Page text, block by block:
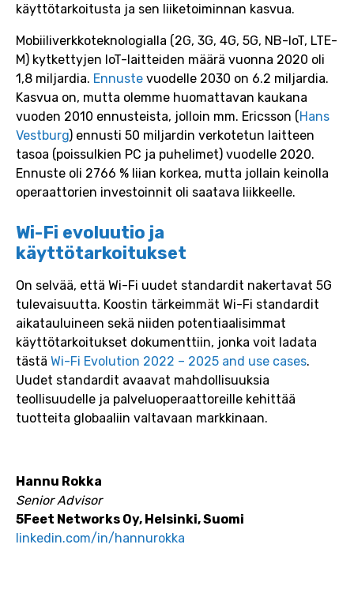
käyttötarkoitusta ja sen liiketoiminnan kasvua.
Mobiiliverkkoteknologialla (2G, 3G, 4G, 5G, NB-IoT, LTE-
M) kytkettyjen IoT-laitteiden määrä vuonna 2020 oli
1,8 miljardia. Ennuste vuodelle 2030 on 6.2 miljardia.
Kasvua on, mutta olemme huomattavan kaukana
vuoden 2010 ennusteista, jolloin mm. Ericsson (Hans
Vestburg) ennusti 50 miljardin verkotetun laitteen
tasoa (poissulkien PC ja puhelimet) vuodelle 2020.
Ennuste oli 2766 % liian korkea, mutta jollain keinolla
operaattorien investoinnit oli saatava liikkeelle.
Wi-Fi evoluutio ja
käyttötarkoitukset
On selvää, että Wi-Fi uudet standardit nakertavat 5G
tulevaisuutta. Koostin tärkeimmät Wi-Fi standardit
aikatauluineen sekä niiden potentiaalisimmat
käyttötarkoitukset dokumenttiin, jonka voit ladata
tästä Wi-Fi Evolution 2022 – 2025 and use cases.
Uudet standardit avaavat mahdollisuuksia
teollisuudelle ja palveluoperaattoreille kehittää
tuotteita globaaliin valtavaan markkinaan.
Hannu Rokka
Senior Advisor
5Feet Networks Oy, Helsinki, Suomi
linkedin.com/in/hannurokka